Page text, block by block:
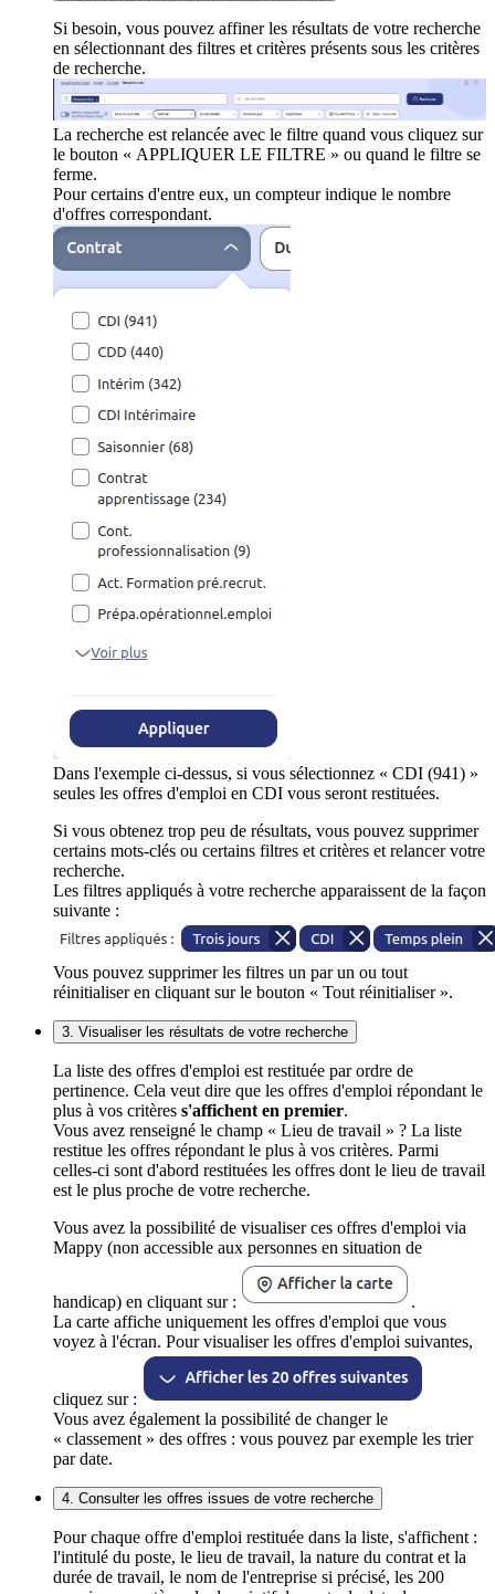
Si besoin, vous pouvez affiner les résultats de votre recherche
en sélectionnant des filtres et critères présents sous les critères
de recherche.
La recherche est relancée avec le filtre quand vous cliquez sur
le bouton « APPLIQUER LE FILTRE » ou quand le filtre se
ferme.
Pour certains d'entre eux, un compteur indique le nombre
d'offres correspondant.
Dans l'exemple ci-dessus, si vous sélectionnez « CDI (941) »
seules les offres d'emploi en CDI vous seront restituées.
Si vous obtenez trop peu de résultats, vous pouvez supprimer
certains mots-clés ou certains filtres et critères et relancer votre
recherche.
Les filtres appliqués à votre recherche apparaissent de la façon
suivante :
Vous pouvez supprimer les filtres un par un ou tout
réinitialiser en cliquant sur le bouton « Tout réinitialiser ».
3. Visualiser les résultats de votre recherche
La liste des offres d'emploi est restituée par ordre de
pertinence. Cela veut dire que les offres d'emploi répondant le
plus à vos critères s'affichent en premier.
Vous avez renseigné le champ « Lieu de travail » ? La liste
restitue les offres répondant le plus à vos critères. Parmi
celles-ci sont d'abord restituées les offres dont le lieu de travail
est le plus proche de votre recherche.
Vous avez la possibilité de visualiser ces offres d'emploi via
Mappy (non accessible aux personnes en situation de
handicap) en cliquant sur :
.
La carte affiche uniquement les offres d'emploi que vous
voyez à l'écran. Pour visualiser les offres d'emploi suivantes,
cliquez sur :
Vous avez également la possibilité de changer le
« classement » des offres : vous pouvez par exemple les trier
par date.
4. Consulter les offres issues de votre recherche
Pour chaque offre d'emploi restituée dans la liste, s'affichent :
l'intitulé du poste, le lieu de travail, la nature du contrat et la
durée de travail, le nom de l'entreprise si précisé, les 200